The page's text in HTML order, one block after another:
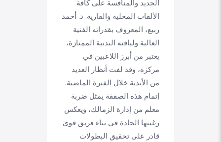
الجديد والمنافسة على كافة
الألقاب المحلية والقارية. د. أحمد
ربيع، المعروف بقدراته الفنية
العالية ولياقته البدنية الممتازة،
يعتبر من أبرز اللاعبين في
مركزه، وقد لفت أنظار العديد
من الأندية خلال الفترة الماضية.
إتمام هذه الصفقة يمثل ضربة
معلم من إدارة الزمالك، ويعكس
رغبتها الجادة في بناء فريق قوي
قادر على تحقيق البطولات